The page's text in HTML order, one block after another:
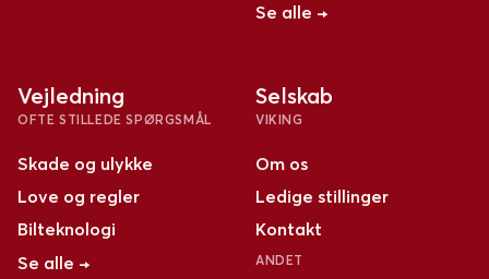
Se alle →
Vejledning
OFTE STILLEDE SPØRGSMÅL
Skade og ulykke
Love og regler
Bilteknologi
Se alle →
Selskab
VIKING
Om os
Ledige stillinger
Kontakt
ANDET